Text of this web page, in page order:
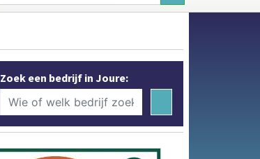
Zoek een bedrijf in Joure: